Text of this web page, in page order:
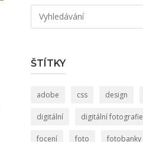
Hledat:
ŠTÍTKY
adobe css design
digitální digitální fotografie
focení foto fotobanky